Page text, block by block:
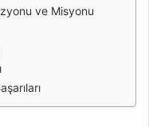
ve Misyonu